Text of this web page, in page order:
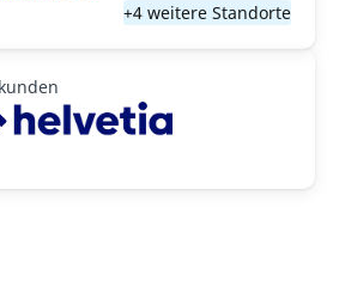
+4 weitere Standorte